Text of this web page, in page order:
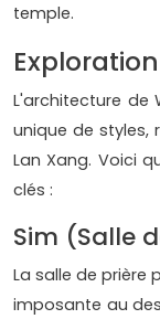
temple.
L'architecture de
unique de styles,
Lan Xang. Voici
clés :
Sim (Salle
La salle de prière
imposante au